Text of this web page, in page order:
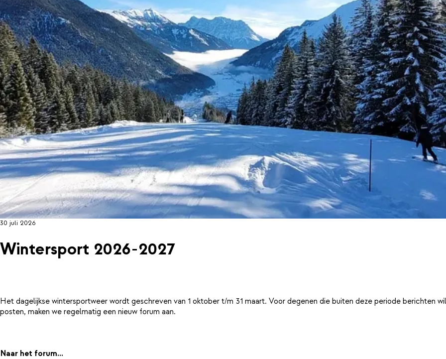
30 juli 2026
Wintersport 2026-2027
Het dagelijkse wintersportweer wordt geschreven van 1 oktober t/m 31 maart. Voor degenen die buiten deze periode berichten
posten, maken we regelmatig een nieuw forum aan.
Naar het forum...